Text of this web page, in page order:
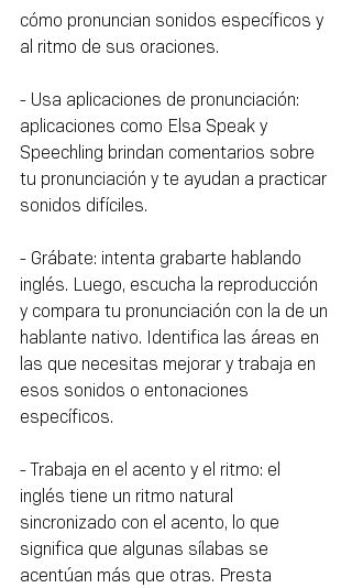
cómo pronuncian sonidos específicos y
al ritmo de sus oraciones.
- Usa aplicaciones de pronunciación:
aplicaciones como Elsa Speak y
Speechling brindan comentarios sobre
tu pronunciación y te ayudan a practicar
sonidos difíciles.
- Grábate: intenta grabarte hablando
inglés. Luego, escucha la reproducción
y compara tu pronunciación con la de un
hablante nativo. Identifica las áreas en
las que necesitas mejorar y trabaja en
esos sonidos o entonaciones
específicos.
- Trabaja en el acento y el ritmo: el
inglés tiene un ritmo natural
sincronizado con el acento, lo que
significa que algunas sílabas se
acentúan más que otras. Presta